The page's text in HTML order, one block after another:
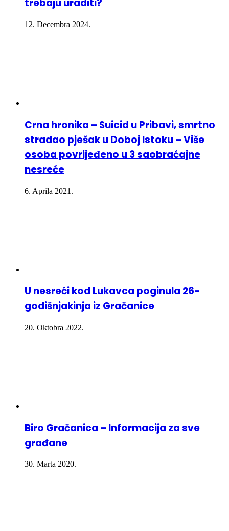
trebaju uraditi?
12. Decembra 2024.
Crna hronika – Suicid u Pribavi, smrtno
stradao pješak u Doboj Istoku – Više
osoba povrijeđeno u 3 saobraćajne
nesreće
6. Aprila 2021.
U nesreći kod Lukavca poginula 26-
godišnjakinja iz Gračanice
20. Oktobra 2022.
Biro Gračanica – Informacija za sve
građane
30. Marta 2020.